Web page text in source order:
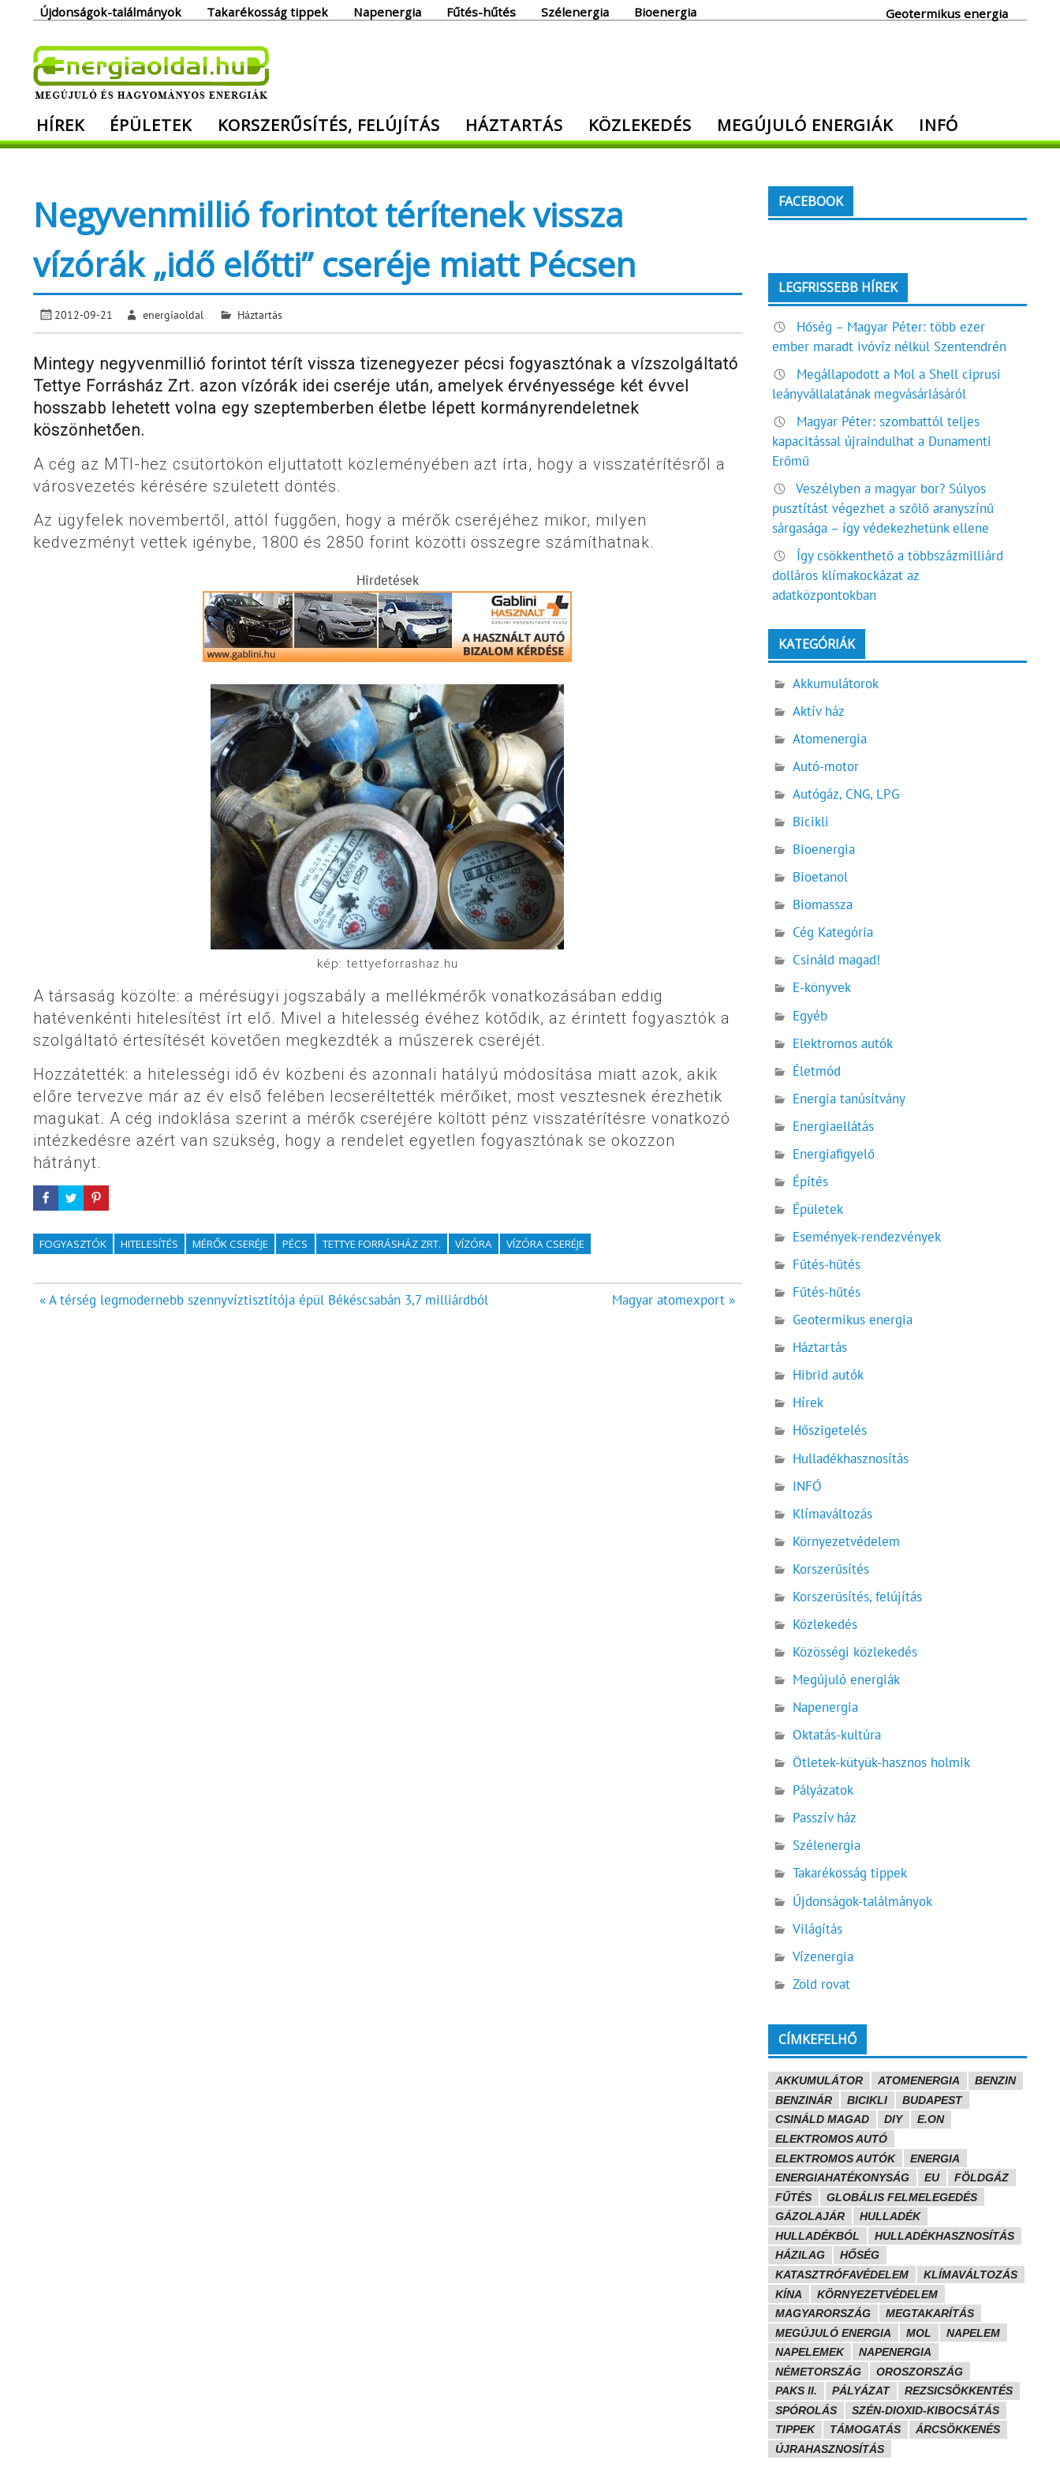
Újdonságok-találmányok Takarékosság tippek Napenergia Fűtés-hűtés Szélenergia Bioenergia Geotermikus energia
Megújuló és hagyományos energiák. Minden, ami energia!
HÍREK ÉPÜLETEK KORSZERŰSÍTÉS, FELÚJÍTÁS HÁZTARTÁS KÖZLEKEDÉS MEGÚJULÓ ENERGIÁK INFÓ
Negyvenmillió forintot térítenek vissza
vízórák „idő előtti” cseréje miatt Pécsen
2012-09-21 energiaoldal Háztartás
Mintegy negyvenmillió forintot térít vissza tizenegyezer pécsi fogyasztónak a vízszolgáltató
Tettye Forrásház Zrt. azon vízórák idei cseréje után, amelyek érvényessége két évvel
hosszabb lehetett volna egy szeptemberben életbe lépett kormányrendeletnek
köszönhetően.
A cég az MTI-hez csütörtökön eljuttatott közleményében azt írta, hogy a visszatérítésről a
városvezetés kérésére született döntés.
Az ügyfelek novembertől, attól függően, hogy a mérők cseréjéhez mikor, milyen
kedvezményt vettek igénybe, 1800 és 2850 forint közötti összegre számíthatnak.
Hirdetések
kép: tettyeforrashaz.hu
A társaság közölte: a mérésügyi jogszabály a mellékmérők vonatkozásában eddig
hatévenkénti hitelesítést írt elő. Mivel a hitelesség évéhez kötődik, az érintett fogyasztók a
szolgáltató értesítését követően megkezdték a műszerek cseréjét.
Hozzátették: a hitelességi idő év közbeni és azonnali hatályú módosítása miatt azok, akik
előre tervezve már az év első felében lecseréltették mérőiket, most vesztesnek érezhetik
magukat. A cég indoklása szerint a mérők cseréjére költött pénz visszatérítésre vonatkozó
intézkedésre azért van szükség, hogy a rendelet egyetlen fogyasztónak se okozzon
hátrányt.
FOGYASZTÓK HITELESÍTÉS MÉRŐK CSERÉJE PÉCS TETTYE FORRÁSHÁZ ZRT. VÍZÓRA VÍZÓRA CSERÉJE
Bejegyzés
« A térség legmodernebb szennyvíztisztítója épül Békéscsabán 3,7 milliárdból Magyar atomexport »
FACEBOOK
LEGFRISSEBB HÍREK
Hőség – Magyar Péter: több ezer
ember maradt ivóvíz nélkül Szentendrén
Megállapodott a Mol a Shell ciprusi
leányvállalatának megvásárlásáról
Magyar Péter: szombattól teljes
kapacitással újraindulhat a Dunamenti
Erőmű
Veszélyben a magyar bor? Súlyos
pusztítást végezhet a szőlő aranyszínű
sárgasága – így védekezhetünk ellene
Így csökkenthető a többszázmilliárd
dolláros klímakockázat az
adatközpontokban
KATEGÓRIÁK
Akkumulátorok
Aktív ház
Atomenergia
Autó-motor
Autógáz, CNG, LPG
Bicikli
Bioenergia
Bioetanol
Biomassza
Cég Kategória
Csináld magad!
E-könyvek
Egyéb
Elektromos autók
Életmód
Energia tanúsítvány
Energiaellátás
Energiafigyelő
Építés
Épületek
Események-rendezvények
Fűtés-hűtés
Fűtés-hűtés
Geotermikus energia
Háztartás
Hibrid autók
Hírek
Hőszigetelés
Hulladékhasznosítás
INFÓ
Klímaváltozás
Környezetvédelem
Korszerűsítés
Korszerűsítés, felújítás
Közlekedés
Közösségi közlekedés
Megújuló energiák
Napenergia
Oktatás-kultúra
Ötletek-kütyük-hasznos holmik
Pályázatok
Passzív ház
Szélenergia
Takarékosság tippek
Újdonságok-találmányok
Világítás
Vízenergia
Zöld rovat
CÍMKEFELHŐ
AKKUMULÁTOR ATOMENERGIA
BENZIN
BENZINÁR
BICIKLI
BUDAPEST
CSINÁLD MAGAD
DIY
E.ON
ELEKTROMOS AUTÓ
ELEKTROMOS AUTÓK
ENERGIA
ENERGIAHATÉKONYSÁG
EU
FÖLDGÁZ
FŰTÉS
GLOBÁLIS FELMELEGEDÉS
GÁZOLAJÁR
HULLADÉK
HULLADÉKBÓL
HULLADÉKHASZNOSÍTÁS
HÁZILAG
HŐSÉG
KATASZTRÓFAVÉDELEM
KLÍMAVÁLTOZÁS
KÍNA
KÖRNYEZETVÉDELEM
MAGYARORSZÁG
MEGTAKARÍTÁS
MEGÚJULÓ ENERGIA
MOL
NAPELEM
NAPELEMEK
NAPENERGIA
NÉMETORSZÁG
OROSZORSZÁG
PAKS II.
PÁLYÁZAT
REZSICSÖKKENTÉS
SPÓROLÁS
SZÉN-DIOXID-KIBOCSÁTÁS
TIPPEK
TÁMOGATÁS
ÁRCSÖKKENÉS
ÚJRAHASZNOSÍTÁS